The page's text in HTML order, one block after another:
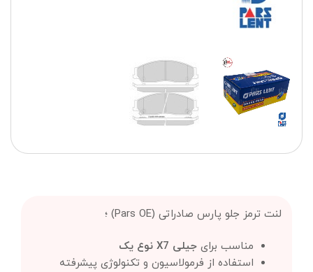
لنت ترمز جلو پارس صادراتی (Pars OE) ؛
مناسب برای جیلی X7 نوع یک
استفاده از فرمولاسیون و تکنولوژی پیشرفته